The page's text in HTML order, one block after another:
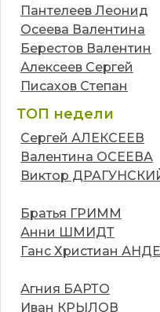
Пантелеев Леонид
Осеева Валентина
Берестов Валентин
Алексеев Сергей
Писахов Степан
ТОП недели
Сергей АЛЕКСЕЕВ
Валентина ОСЕЕВА
Виктор
Братья ГРИММ
Анни ШМИДТ
Ганс Христиан
Агния БАРТО
Иван КРЫЛОВ